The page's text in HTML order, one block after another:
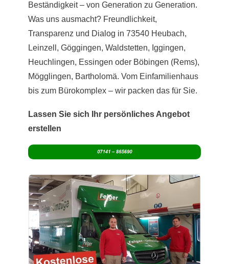
Beständigkeit – von Generation zu Generation.
Was uns ausmacht? Freundlichkeit,
Transparenz und Dialog in 73540 Heubach,
Leinzell, Göggingen, Waldstetten, Iggingen,
Heuchlingen, Essingen oder Böbingen (Rems),
Mögglingen, Bartholomä. Vom Einfamilienhaus
bis zum Bürokomplex – wir packen das für Sie.
Lassen Sie sich Ihr persönliches Angebot
erstellen